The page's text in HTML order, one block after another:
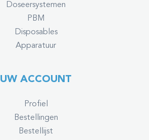
Doseersystemen
PBM
Disposables
Apparatuur
UW ACCOUNT
Profiel
Bestellingen
Bestellijst